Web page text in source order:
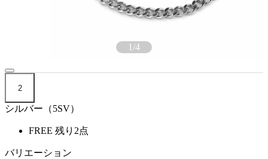
1/4
2
シルバー（5SV）
FREE 残り2点
バリエーション